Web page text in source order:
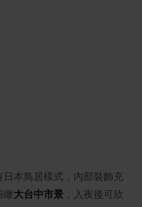
本鳥居樣式，內部裝飾充
瞰大台中市景 ，入夜後可欣